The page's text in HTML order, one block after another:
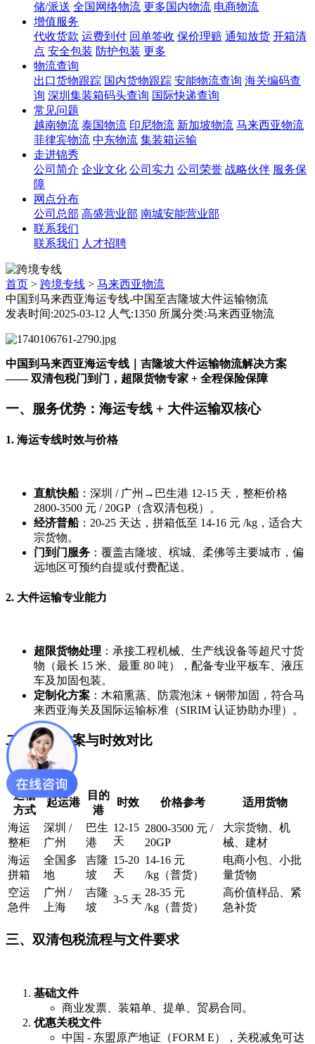
储/派送 全国网络物流 更多国内物流 电商物流
增值服务
代收货款 运费到付 回单签收 保价理赔 通知放货 开箱清
点 安全包装 防护包装 更多
物流查询
出口货物跟踪 国内货物跟踪 安能物流查询 海关编码查
询 深圳集装箱码头查询 国际快递查询
常见问题
越南物流 泰国物流 印尼物流 新加坡物流 马来西亚物流
菲律宾物流 中东物流 集装箱运输
走进锦秀
公司简介 企业文化 公司实力 公司荣誉 战略伙伴 服务保
障
网点分布
公司总部 高盛营业部 南城安能营业部
联系我们
联系我们 人才招聘
首页 > 跨境专线 > 马来西亚物流
中国到马来西亚海运专线-中国至吉隆坡大件运输物流
发表时间:2025-03-12 人气:1350 所属分类:马来西亚物流
中国到马来西亚海运专线｜吉隆坡大件运输物流解决方案
—— 双清包税门到门，超限货物专家 + 全程保险保障
一、服务优势：海运专线 + 大件运输双核心
1. 海运专线时效与价格
直航快船：深圳 / 广州→巴生港 12-15 天，整柜价格
2800-3500 元 / 20GP（含双清包税）。
经济普船：20-25 天达，拼箱低至 14-16 元 /kg，适合大
宗货物。
门到门服务 ：覆盖吉隆坡、槟城、柔佛等主要城市，偏
远地区可预约自提或付费配送。
2. 大件运输专业能力
超限货物处理 ：承接工程机械、生产线设备等超尺寸货
物（最长 15 米、最重 80 吨），配备专业平板车、液压
车及加固包装。
定制化方案 ：木箱熏蒸、防震泡沫 + 钢带加固，符合马
来西亚海关及国际运输标准（SIRIM 认证协助办理）。
二、运输方案与时效对比
运输
方式
起运港
目的
港
时效 价格参考 适用货物
海运
整柜
深圳 /
广州
巴生
港
12-15
天
2800-3500 元 /
20GP
大宗货物、机
械、建材
海运
拼箱
全国多
地
吉隆
坡
15-20
天
14-16 元
/kg（普货）
电商小包、小批
量货物
空运
急件
广州 /
上海
吉隆
坡
3-5 天
28-35 元
/kg（普货）
高价值样品、紧
急补货
三、双清包税流程与文件要求
基础文件
商业发票、装箱单、提单、贸易合同。
优惠关税文件
中国 - 东盟原产地证（FORM E），关税减免可达